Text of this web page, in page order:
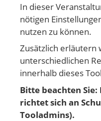
In dieser
nötigen
nutzen zu können.
Zusätzlich erläutern
unterschiedlichen
innerhalb dieses
Bitte beachten
richtet sich an
Tooladmins).